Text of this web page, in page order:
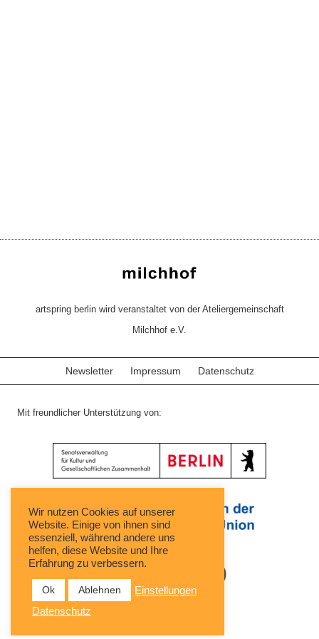
artspring berlin wird veranstaltet von der Ateliergemeinschaft
Milchhof e.V.
Newsletter Impressum Datenschutz
Mit freundlicher Unterstützung von:
Wir nutzen Cookies auf unserer
Website. Einige von ihnen sind
essenziell, während andere uns
helfen, diese Website und Ihre
Erfahrung zu verbessern.
Ok Ablehnen
Einstellungen
Datenschutz